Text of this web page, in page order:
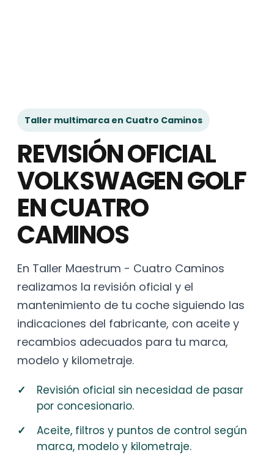
Taller multimarca en Cuatro Caminos
REVISIÓN OFICIAL
VOLKSWAGEN GOLF
EN CUATRO
CAMINOS
En Taller Maestrum - Cuatro Caminos
realizamos la revisión oficial y el
mantenimiento de tu coche siguiendo las
indicaciones del fabricante, con aceite y
recambios adecuados para tu marca,
modelo y kilometraje.
Revisión oficial sin necesidad de pasar
por concesionario.
Aceite, filtros y puntos de control según
marca, modelo y kilometraje.